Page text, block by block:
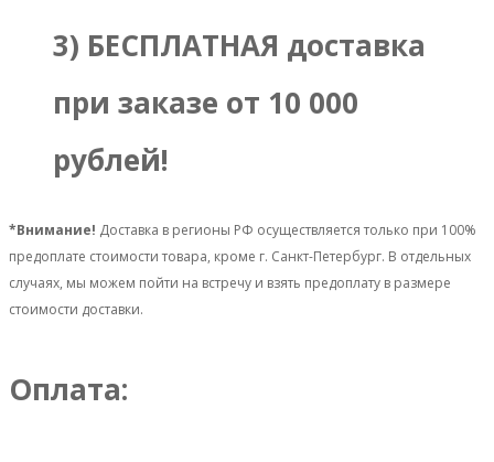
3) БЕСПЛАТНАЯ доставка
при заказе от 10 000
рублей!
*Внимание! Доставка в регионы РФ осуществляется только при 100%
предоплате стоимости товара, кроме г. Санкт-Петербург. В отдельных
случаях, мы можем пойти на встречу и взять предоплату в размере
стоимости доставки.
Оплата: